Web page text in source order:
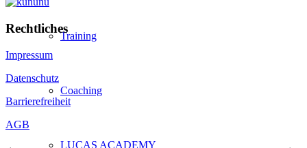
Training
Coaching
LUCAS ACADEMY
Rechtliches
Impressum
Datenschutz
Barrierefreiheit
AGB